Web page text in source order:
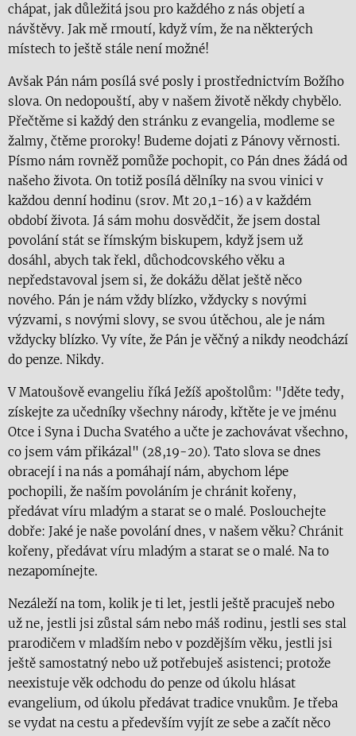
chápat, jak důležitá jsou pro každého z nás objetí a
návštěvy. Jak mě rmoutí, když vím, že na některých
místech to ještě stále není možné!
Avšak Pán nám posílá své posly i prostřednictvím Božího
slova. On nedopouští, aby v našem životě někdy chybělo.
Přečtěme si každý den stránku z evangelia, modleme se
žalmy, čtěme proroky! Budeme dojati z Pánovy věrnosti.
Písmo nám rovněž pomůže pochopit, co Pán dnes žádá od
našeho života. On totiž posílá dělníky na svou vinici v
každou denní hodinu (srov. Mt 20,1-16) a v každém
období života. Já sám mohu dosvědčit, že jsem dostal
povolání stát se římským biskupem, když jsem už
dosáhl, abych tak řekl, důchodcovského věku a
nepředstavoval jsem si, že dokážu dělat ještě něco
nového. Pán je nám vždy blízko, vždycky s novými
výzvami, s novými slovy, se svou útěchou, ale je nám
vždycky blízko. Vy víte, že Pán je věčný a nikdy neodchází
do penze. Nikdy.
V Matoušově evangeliu říká Ježíš apoštolům: "Jděte tedy,
získejte za učedníky všechny národy, křtěte je ve jménu
Otce i Syna i Ducha Svatého a učte je zachovávat všechno,
co jsem vám přikázal" (28,19-20). Tato slova se dnes
obracejí i na nás a pomáhají nám, abychom lépe
pochopili, že naším povoláním je chránit kořeny,
předávat víru mladým a starat se o malé. Poslouchejte
dobře: Jaké je naše povolání dnes, v našem věku? Chránit
kořeny, předávat víru mladým a starat se o malé. Na to
nezapomínejte.
Nezáleží na tom, kolik je ti let, jestli ještě pracuješ nebo
už ne, jestli jsi zůstal sám nebo máš rodinu, jestli ses stal
prarodičem v mladším nebo v pozdějším věku, jestli jsi
ještě samostatný nebo už potřebuješ asistenci; protože
neexistuje věk odchodu do penze od úkolu hlásat
evangelium, od úkolu předávat tradice vnukům. Je třeba
se vydat na cestu a především vyjít ze sebe a začít něco